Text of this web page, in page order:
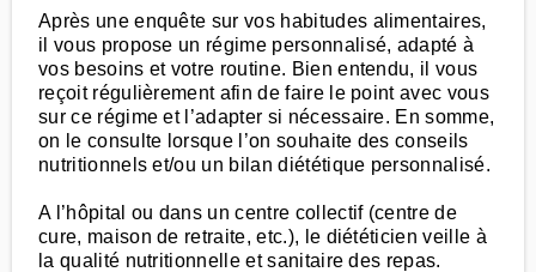
Après une enquête sur vos habitudes alimentaires,
il vous propose un régime personnalisé, adapté à
vos besoins et votre routine. Bien entendu, il vous
reçoit régulièrement afin de faire le point avec vous
sur ce régime et l’adapter si nécessaire. En somme,
on le consulte lorsque l’on souhaite des conseils
nutritionnels et/ou un bilan diététique personnalisé.
A l’hôpital ou dans un centre collectif (centre de
cure, maison de retraite, etc.), le diététicien veille à
la qualité nutritionnelle et sanitaire des repas.